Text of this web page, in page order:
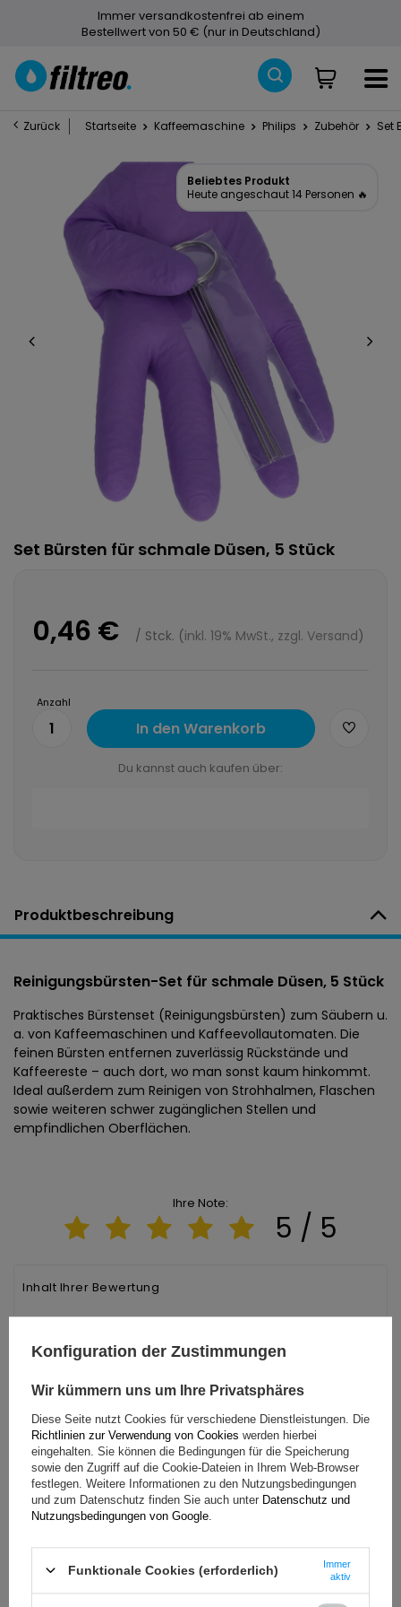
Immer versandkostenfrei ab einem
Bestellwert von 50 € (nur in Deutschland)
Zurück Startseite Kaffeemaschine Philips Zubehör Set
Beliebtes Produkt
Heute angeschaut 14 Personen 🔥
Set Bürsten für schmale Düsen, 5 Stück
0,46 € / Stck. (inkl. 19% MwSt., zzgl. Versand)
Anzahl
1 In den Warenkorb
Du kannst auch kaufen über:
Produktbeschreibung
Reinigungsbürsten-Set für schmale Düsen, 5 Stück
Praktisches Bürstenset (Reinigungsbürsten) zum Säubern u.
a. von Kaffeemaschinen und Kaffeevollautomaten. Die
feinen Bürsten entfernen zuverlässig Rückstände und
Kaffeereste – auch dort, wo man sonst kaum hinkommt.
Ideal außerdem zum Reinigen von Strohhalmen, Flaschen
sowie weiteren schwer zugänglichen Stellen und
empfindlichen Oberflächen.
Ihre Note:
5 / 5
Inhalt Ihrer Bewertung
Ihr Vorname
Ihre E-Mail-Adresse
Bewertung abschicken
Konfiguration der Zustimmungen
Wir kümmern uns um Ihre Privatsphäres
Diese Seite nutzt Cookies für verschiedene Dienstleistungen. Die
Richtlinien zur Verwendung von Cookies werden hierbei
eingehalten. Sie können die Bedingungen für die Speicherung
sowie den Zugriff auf die Cookie-Dateien in Ihrem Web-Browser
festlegen. Weitere Informationen zu den Nutzungsbedingungen
und zum Datenschutz finden Sie auch unter Datenschutz und
Nutzungsbedingungen von Google
Funktionale Cookies (erforderlich)
Immer
aktiv